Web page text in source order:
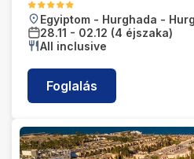
Egyiptom - Hurghada -
28.11 - 02.12 (4 éjszaka)
All inclusive
Foglalás